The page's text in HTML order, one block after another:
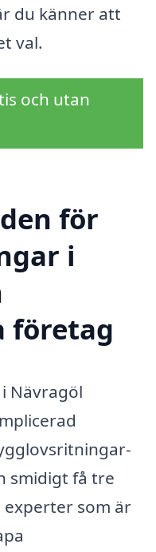
du känner att
val.
och utan
för
i
företag
Nävragöl
smidigt få tre
som är